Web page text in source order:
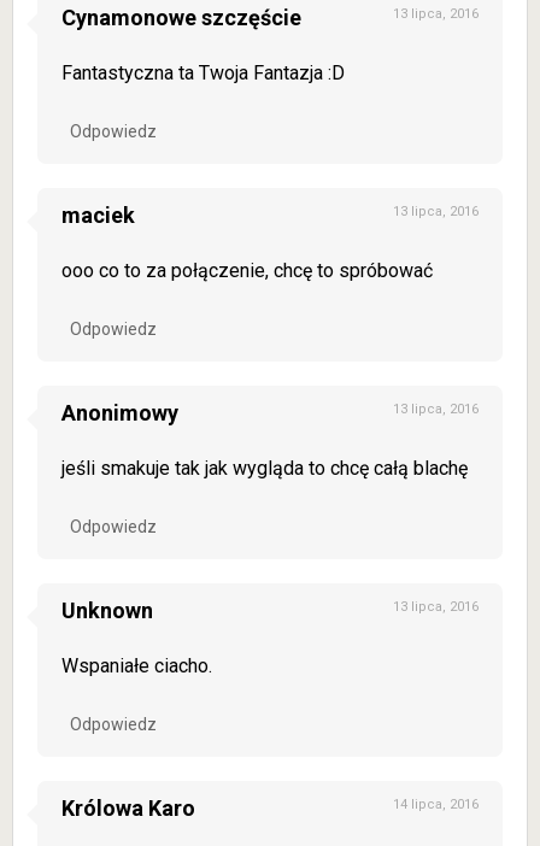
Cynamonowe szczęście 13 lipca, 2016
Fantastyczna ta Twoja Fantazja :D
Odpowiedz
maciek 13 lipca, 2016
ooo co to za połączenie, chcę to spróbować
Odpowiedz
Anonimowy 13 lipca, 2016
jeśli smakuje tak jak wygląda to chcę całą blachę
Odpowiedz
Unknown 13 lipca, 2016
Wspaniałe ciacho.
Odpowiedz
Królowa Karo 14 lipca, 2016